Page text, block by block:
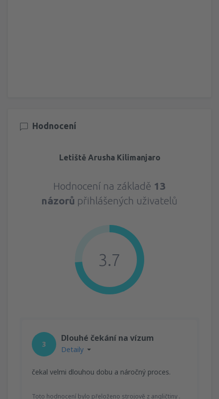
Hodnocení
Letiště Arusha Kilimanjaro
Hodnocení na základě 13
názorů přihlášených uživatelů
3.7
3
Dlouhé čekání na vízum
Detaily
čekal velmi dlouhou dobu a náročný proces.
Toto hodnocení bylo přeloženo strojově z angličtiny .